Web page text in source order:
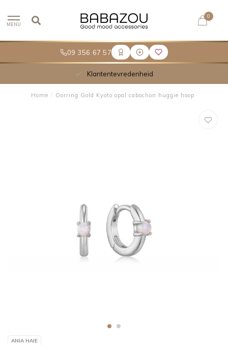
09 356 67 57
MENU
0
Klantentevredenheid
Home / Oorring Gold Kyoto opal cabochon huggie hoop
ANIA HAIE